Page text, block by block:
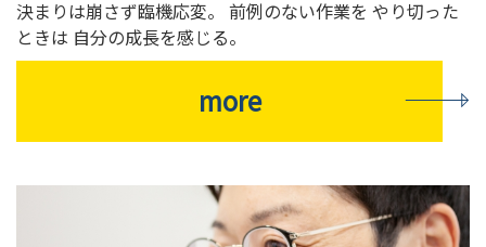
決まりは崩さず臨機応変。 前例のない作業を やり切った
ときは 自分の成長を感じる。
more